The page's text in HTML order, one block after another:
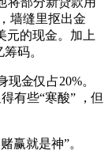
墙缝里抠出金
元的现金。加上
码。
金仅占20%。
有些“寒酸” ，但
赢就是神”。